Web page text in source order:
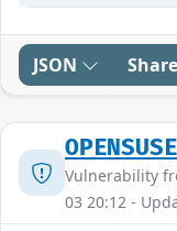
JSON Share
Vulnerability
03 20:12 -